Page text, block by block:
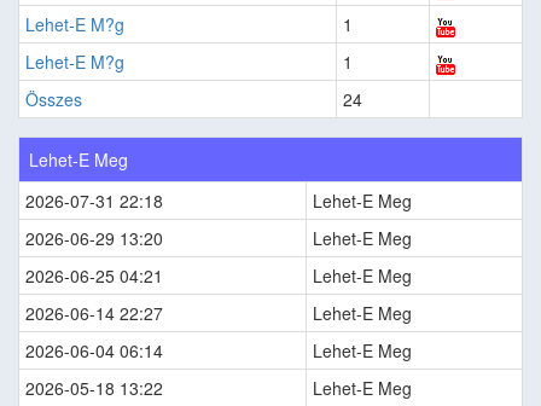
Lehet-E M?g
1
Lehet-E M?g
1
Összes
24
Lehet-E Meg
2026-07-31 22:18
Lehet-E Meg
2026-06-29 13:20
Lehet-E Meg
2026-06-25 04:21
Lehet-E Meg
2026-06-14 22:27
Lehet-E Meg
2026-06-04 06:14
Lehet-E Meg
2026-05-18 13:22
Lehet-E Meg